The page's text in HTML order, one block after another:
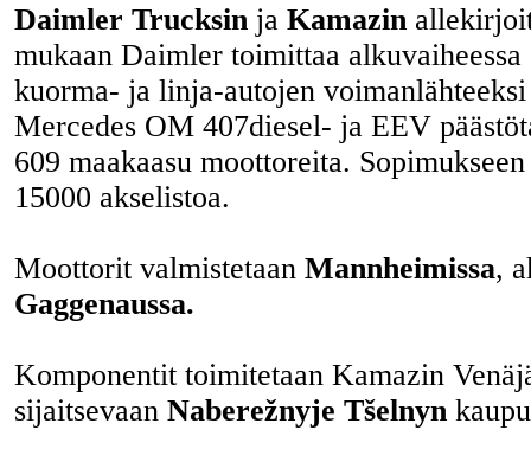
Daimler Trucksin ja Kamazin
mukaan Daimler toimittaa alkuvaiheessa
kuorma- ja linja-autojen
Mercedes OM 407diesel- ja EEV
609 maakaasu moottoreita.
15000 akselistoa.
Moottorit valmistetaan Mannheimissa,
Gaggenaussa.
Komponentit toimitetaan Kamazin
sijaitsevaan Naberežnyje Tšelnyn